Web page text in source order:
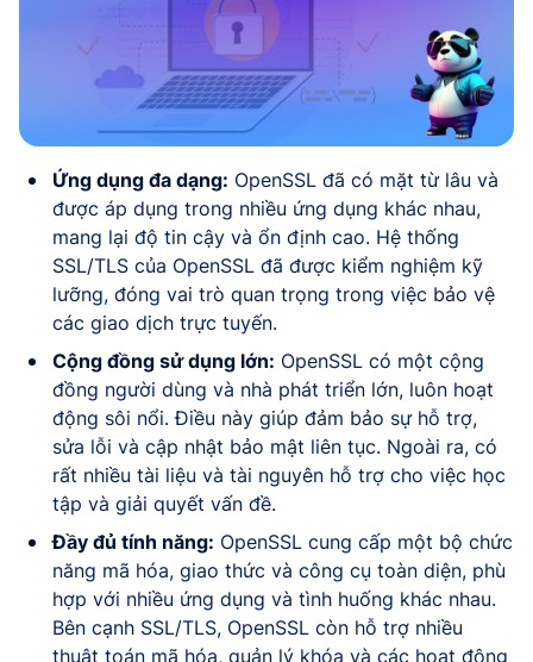
Ứng dụng đa dạng: OpenSSL đã có mặt từ lâu và
được áp dụng trong nhiều ứng dụng khác nhau,
mang lại độ tin cậy và ổn định cao. Hệ thống
SSL/TLS của OpenSSL đã được kiểm nghiệm kỹ
lưỡng, đóng vai trò quan trọng trong việc bảo vệ
các giao dịch trực tuyến.
Cộng đồng sử dụng lớn: OpenSSL có một cộng
đồng người dùng và nhà phát triển lớn, luôn hoạt
động sôi nổi. Điều này giúp đảm bảo sự hỗ trợ,
sửa lỗi và cập nhật bảo mật liên tục. Ngoài ra, có
rất nhiều tài liệu và tài nguyên hỗ trợ cho việc học
tập và giải quyết vấn đề.
Đầy đủ tính năng: OpenSSL cung cấp một bộ chức
năng mã hóa, giao thức và công cụ toàn diện, phù
hợp với nhiều ứng dụng và tình huống khác nhau.
Bên cạnh SSL/TLS, OpenSSL còn hỗ trợ nhiều
thuật toán mã hóa, quản lý khóa và các hoạt động